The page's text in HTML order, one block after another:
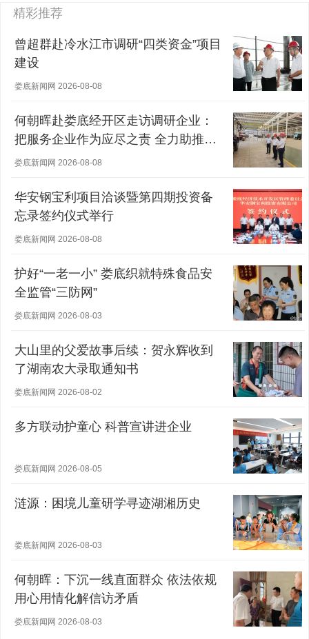
精彩推荐
曾超群赴冷水江市调研“四类资金”项目
建设
娄底新闻网 2026-08-08
何朝晖赴娄底经开区走访调研企业：
把服务企业作为应尽之责 全力助推经
营主体稳健发展
娄底新闻网 2026-08-08
华安钢宝利项目洽谈暨第四期投资备
忘录签约仪式举行
娄底新闻网 2026-08-08
护好“一老一小” 娄底织就特殊食品安
全监管“三防网”
娄底新闻网 2026-08-03
大山里的父爱故事后续：贺永辉收到
了湖南农大录取通知书
娄底新闻网 2026-08-02
多方联动护童心 科普宣讲进企业
娄底新闻网 2026-08-05
涟源：困境儿童研学寻迹湖湘历史
娄底新闻网 2026-08-03
何朝晖：下沉一线直面群众 依法依规
用心用情化解信访矛盾
娄底新闻网 2026-08-03